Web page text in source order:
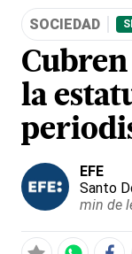
SOCIEDAD
la
EFE
Santo
min de